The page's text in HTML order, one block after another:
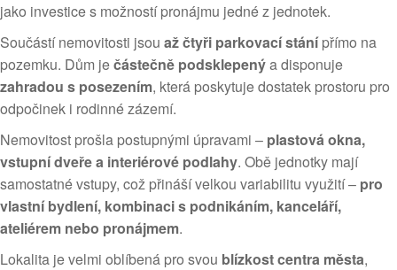
jako investice s možností pronájmu jedné z jednotek.
Součástí nemovitosti jsou až čtyři parkovací stánípřímo na
pozemku. Dům ječástečně podsklepenýa disponuje
zahradou s posezením, která poskytuje dostatek prostoru pro
odpočinek i rodinné zázemí.
Nemovitost prošla postupnými úpravami – plastová okna,
vstupní dveře a interiérové podlahy. Obě jednotky mají
samostatné vstupy, což přináší velkou variabilitu využití – pro
vlastní bydlení, kombinaci s podnikáním, kanceláří,
ateliérem nebo pronájmem.
Lokalita je velmi oblíbená pro svou blízkost centra města,